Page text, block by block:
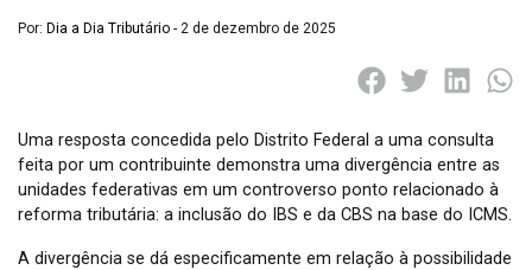
Por: Dia a Dia Tributário - 2 de dezembro de 2025
Uma resposta concedida pelo Distrito Federal a uma consulta
feita por um contribuinte demonstra uma divergência entre as
unidades federativas em um controverso ponto relacionado à
reforma tributária: a inclusão do IBS e da CBS na base do ICMS.
A divergência se dá especificamente em relação à possibilidade